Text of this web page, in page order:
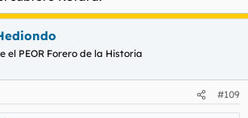
el PEOR Forero de la Historia
#109